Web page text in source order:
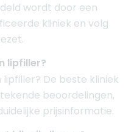
wordt door een
kliniek en volg
lipfiller?
De beste kliniek
beoordelingen,
prijsinformatie.